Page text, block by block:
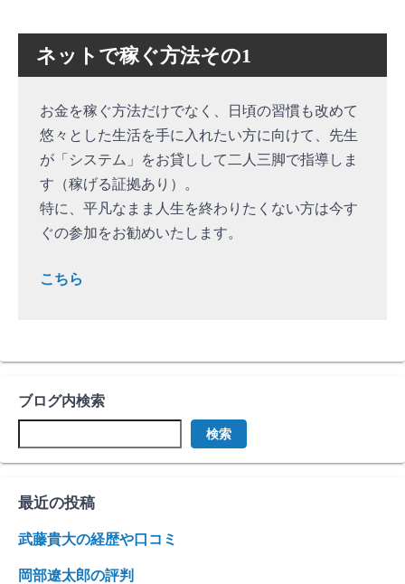
ネットで稼ぐ方法その1
お金を稼ぐ方法だけでなく、日頃の習慣も改めて
悠々とした生活を手に入れたい方に向けて、先生
が「システム」をお貸しして二人三脚で指導しま
す（稼げる証拠あり）。
特に、平凡なまま人生を終わりたくない方は今す
ぐの参加をお勧めいたします。
こちら
ブログ内検索
検索
最近の投稿
武藤貴大の経歴や口コミ
岡部遼太郎の評判